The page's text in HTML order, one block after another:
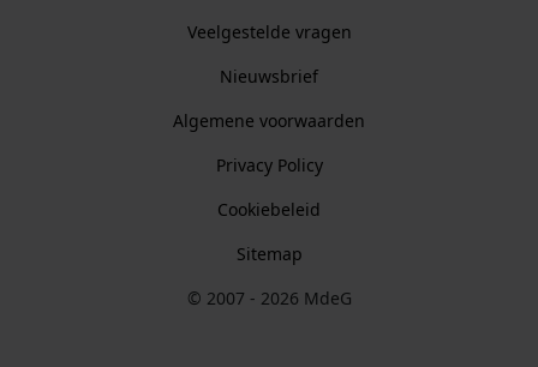
Veelgestelde vragen
Nieuwsbrief
Algemene voorwaarden
Privacy Policy
Cookiebeleid
Sitemap
© 2007 - 2026 MdeG